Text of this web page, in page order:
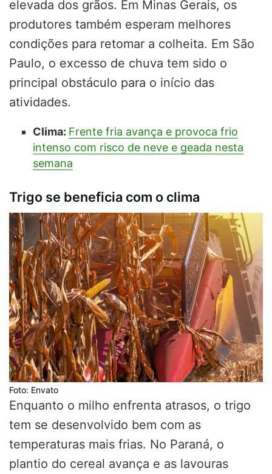
elevada dos grãos. Em Minas Gerais, os
produtores também esperam melhores
condições para retomar a colheita. Em São
Paulo, o excesso de chuva tem sido o
principal obstáculo para o início das
atividades.
Clima: Frente fria avança e provoca frio
intenso com risco de neve e geada nesta
semana
Trigo se beneficia com o clima
Foto: Envato
Enquanto o milho enfrenta atrasos, o trigo
tem se desenvolvido bem com as
temperaturas mais frias. No Paraná, o
plantio do cereal avança e as lavouras